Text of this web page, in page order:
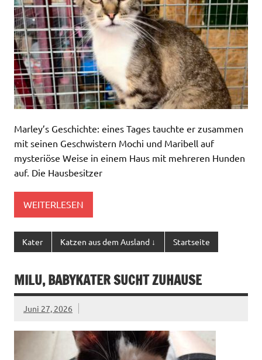
Marley’s Geschichte: eines Tages tauchte er zusammen
mit seinen Geschwistern Mochi und Maribell auf
mysteriöse Weise in einem Haus mit mehreren Hunden
auf. Die Hausbesitzer
WEITERLESEN
Kater Katzen aus dem Ausland ↓ Startseite
MILU, BABYKATER SUCHT ZUHAUSE
Juni 27, 2026